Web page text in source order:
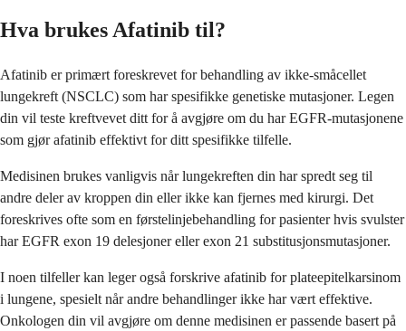
Hva brukes Afatinib til?
Afatinib er primært foreskrevet for behandling av ikke-småcellet
lungekreft (NSCLC) som har spesifikke genetiske mutasjoner. Legen
din vil teste kreftvevet ditt for å avgjøre om du har EGFR-mutasjonene
som gjør afatinib effektivt for ditt spesifikke tilfelle.
Medisinen brukes vanligvis når lungekreften din har spredt seg til
andre deler av kroppen din eller ikke kan fjernes med kirurgi. Det
foreskrives ofte som en førstelinjebehandling for pasienter hvis svulster
har EGFR exon 19 delesjoner eller exon 21 substitusjonsmutasjoner.
I noen tilfeller kan leger også forskrive afatinib for plateepitelkarsinom
i lungene, spesielt når andre behandlinger ikke har vært effektive.
Onkologen din vil avgjøre om denne medisinen er passende basert på